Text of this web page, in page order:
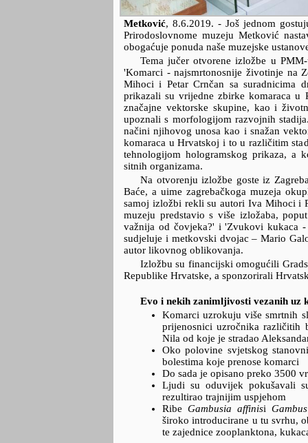
Metković, 8.6.2019. - Još jednom
Prirodoslovnome muzeju Metković
obogaćuje ponuda naše muzejske
Tema jučer otvorene izložbe u
'Komarci - najsmrtonosnije životinje na
Mihoci i Petar Crnčan sa suradnicima
prikazali su vrijedne zbirke komaraca u
značajne vektorske skupine, kao i
upoznali s morfologijom razvojnih
načini njihovog unosa kao i snažan
komaraca u Hrvatskoj i to u različitim
tehnologijom hologramskog prikaza, a
sitnih organizama.
Na otvorenju izložbe goste iz
Baće, a uime zagrebačkoga muzeja
samoj izložbi rekli su autori Iva Mihoci i
muzeju predstavio s više izložaba,
važnija od čovjeka?' i 'Zvukovi kukaca
sudjeluje i metkovski dvojac – Mario
autor likovnog oblikovanja.
Izložbu su financijski omogućili
Republike Hrvatske, a sponzorirali
Evo i nekih zanimljivosti vezanih uz
Komarci uzrokuju više smrtnih
prijenosnici uzročnika različitih
Nila od koje je stradao
Oko polovine svjetskog
bolestima koje prenose komarci
Do sada je opisano preko 3500
Ljudi su oduvijek pokušavali
rezultirao trajnijim uspjehom
RibeGambusia affinisi
široko introducirane u tu svrhu,
te zajednice zooplanktona,